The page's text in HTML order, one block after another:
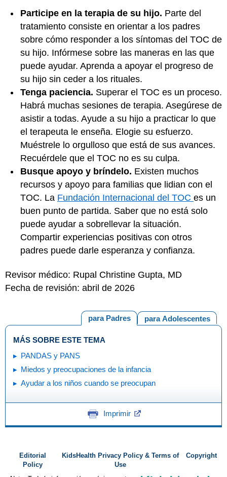
Participe en la terapia de su hijo. Parte del
tratamiento consiste en orientar a los padres
sobre cómo responder a los síntomas del TOC de
su hijo. Infórmese sobre las maneras en las que
puede ayudar. Aprenda a apoyar el progreso de
su hijo sin ceder a los rituales.
Tenga paciencia. Superar el TOC es un proceso.
Habrá muchas sesiones de terapia. Asegúrese de
asistir a todas. Ayude a su hijo a practicar lo que
el terapeuta le enseña. Elogie su esfuerzo.
Muéstrele lo orgulloso que está de sus avances.
Recuérdele que el TOC no es su culpa.
Busque apoyo y bríndelo. Existen muchos
recursos y apoyo para familias que lidian con el
TOC. La Fundación Internacional del TOC es un
buen punto de partida. Saber que no está solo
puede ayudar a sobrellevar la situación.
Compartir experiencias positivas con otros
padres puede darle esperanza y confianza.
Revisor médico: Rupal Christine Gupta, MD
Fecha de revisión: abril de 2026
para Adolescentes
para Padres
MÁS SOBRE ESTE TEMA
PANDAS y PANS
Miedos y preocupaciones de la infancia
Ayudar a los niños cuando se preocupan
Imprimir
Editorial
Policy
KidsHealth Privacy Policy & Terms of
Use
Copyright